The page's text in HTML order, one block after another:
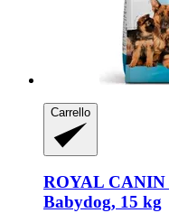
Carrello
ROYAL CANIN
Babydog, 15 kg